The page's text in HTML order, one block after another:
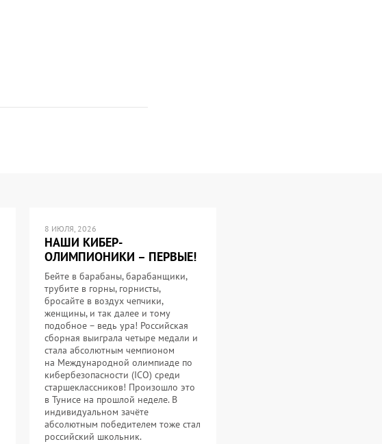
8 ИЮЛЯ, 2026
НАШИ КИБЕР-
ОЛИМПИОНИКИ – ПЕРВЫЕ!
Бейте в барабаны, барабанщики,
трубите в горны, горнисты,
бросайте в воздух чепчики,
женщины, и так далее и тому
подобное – ведь ура! Российская
сборная выиграла четыре медали и
стала абсолютным чемпионом
на Международной олимпиаде по
кибербезопасности (ICO) среди
старшеклассников! Произошло это
в Тунисе на прошлой неделе. В
индивидуальном зачёте
абсолютным победителем тоже стал
российский школьник.